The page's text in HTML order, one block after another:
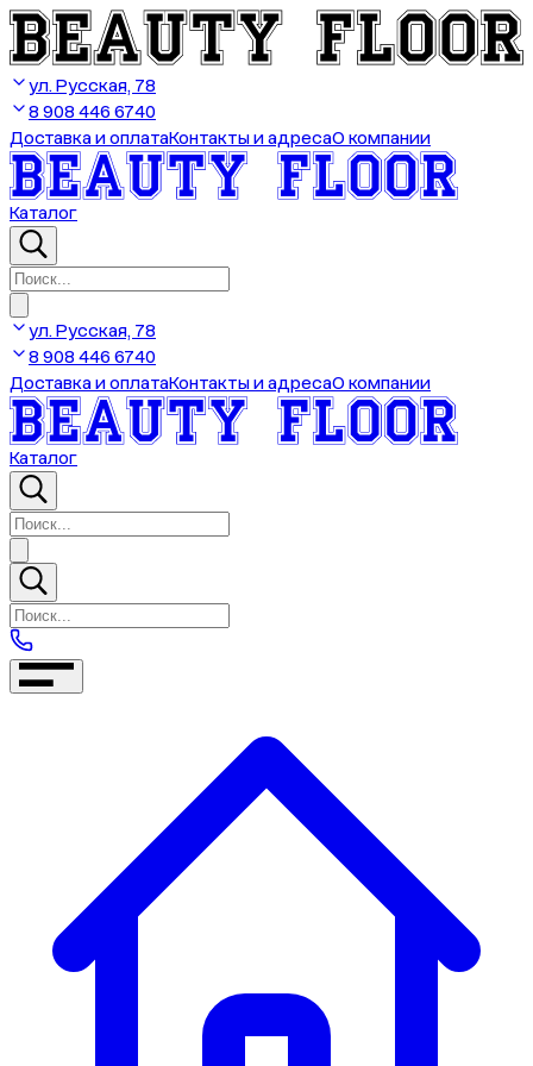
ул. Русская, 78
8 908 446 6740
Доставка и оплатаКонтакты и адресаО компании
Каталог
ул. Русская, 78
8 908 446 6740
Доставка и оплатаКонтакты и адресаО компании
Каталог